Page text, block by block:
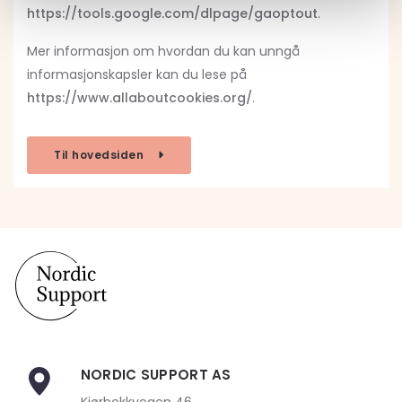
https://tools.google.com/dlpage/gaoptout.
Mer informasjon om hvordan du kan unngå
informasjonskapsler kan du lese på
https://www.allaboutcookies.org/.
Til hovedsiden
NORDIC SUPPORT AS